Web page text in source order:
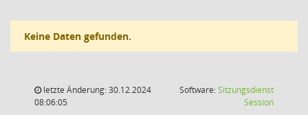
Keine Daten gefunden.
letzte Änderung: 30.12.2024
08:06:05
Software:Sitzungsdienst
Session(Wird in